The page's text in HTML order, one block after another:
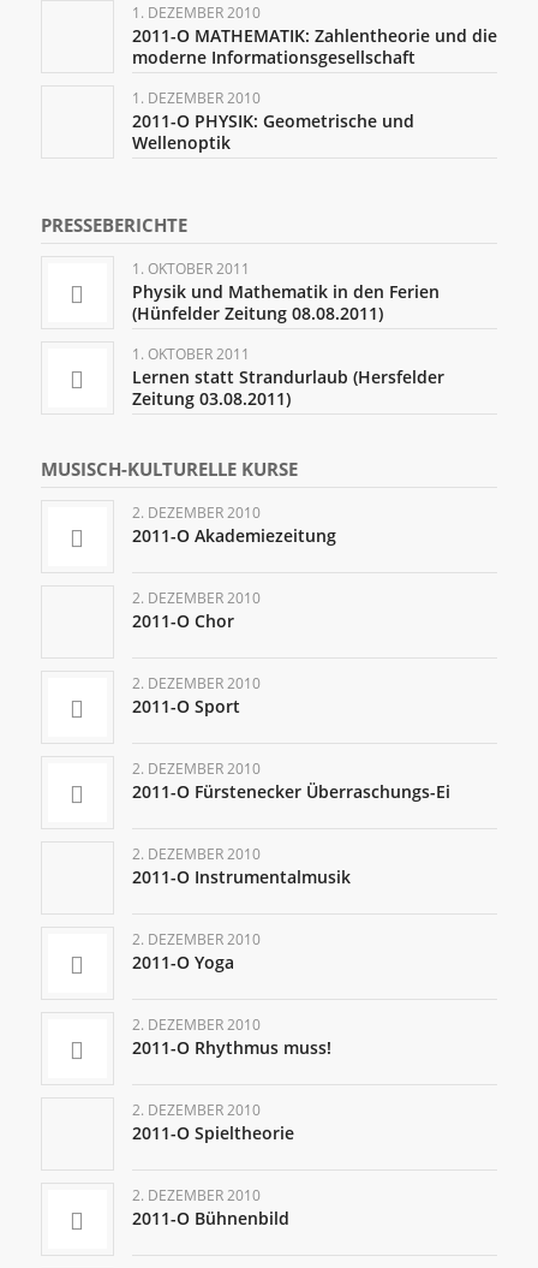
1. DEZEMBER 2010
2011-O MATHEMATIK: Zahlentheorie und die
moderne Informationsgesellschaft
1. DEZEMBER 2010
2011-O PHYSIK: Geometrische und
Wellenoptik
PRESSEBERICHTE
1. OKTOBER 2011
Physik und Mathematik in den Ferien
(Hünfelder Zeitung 08.08.2011)
1. OKTOBER 2011
Lernen statt Strandurlaub (Hersfelder
Zeitung 03.08.2011)
MUSISCH-KULTURELLE KURSE
2. DEZEMBER 2010
2011-O Akademiezeitung
2. DEZEMBER 2010
2011-O Chor
2. DEZEMBER 2010
2011-O Sport
2. DEZEMBER 2010
2011-O Fürstenecker Überraschungs-Ei
2. DEZEMBER 2010
2011-O Instrumentalmusik
2. DEZEMBER 2010
2011-O Yoga
2. DEZEMBER 2010
2011-O Rhythmus muss!
2. DEZEMBER 2010
2011-O Spieltheorie
2. DEZEMBER 2010
2011-O Bühnenbild